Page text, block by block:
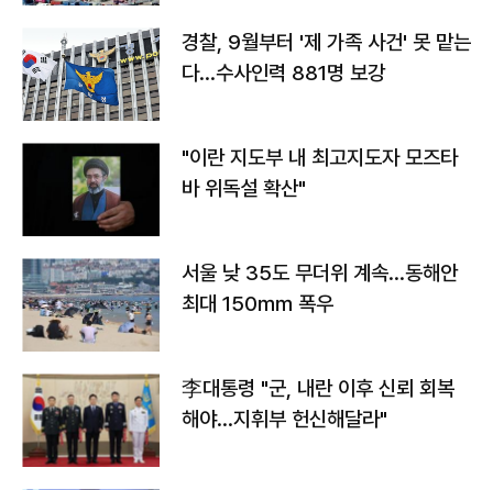
경찰, 9월부터 '제 가족 사건' 못 맡는
다…수사인력 881명 보강
"이란 지도부 내 최고지도자 모즈타
바 위독설 확산"
서울 낮 35도 무더위 계속…동해안
최대 150㎜ 폭우
李대통령 "군, 내란 이후 신뢰 회복
해야…지휘부 헌신해달라"